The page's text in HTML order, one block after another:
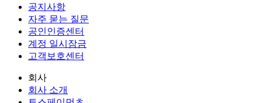
공지사항
자주 묻는 질문
공인인증센터
계정 일시잠금
고객보호센터
회사
회사 소개